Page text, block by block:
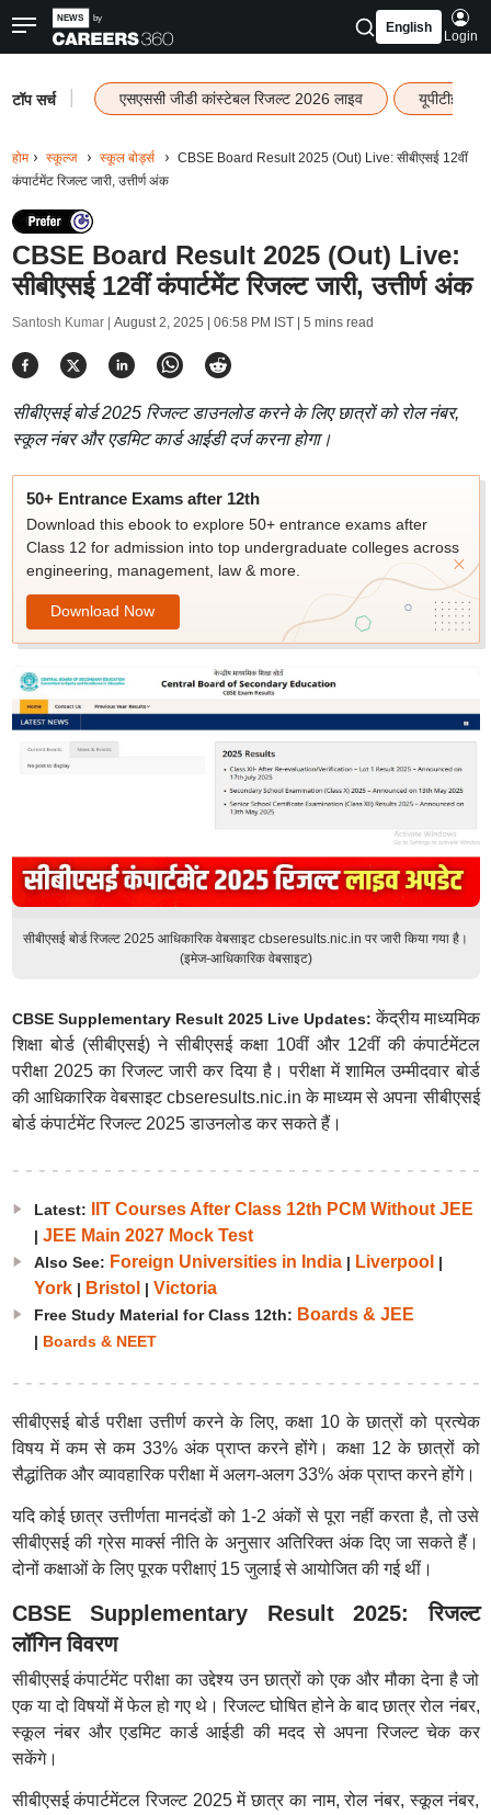
English
Login
टॉप सर्च एसएससी जीडी कांस्टेबल रिजल्ट 2026 लाइव यूपीटीईटी
होम स्कूल्ज स्कूल बोर्ड्स
CBSE Board Result 2025 (Out) Live: सीबीएसई 12वीं
कंपार्टमेंट रिजल्ट जारी, उत्तीर्ण अंक
CBSE Board Result 2025 (Out) Live:
सीबीएसई 12वीं कंपार्टमेंट रिजल्ट जारी, उत्तीर्ण अंक
Santosh Kumar | August 2, 2025 | 06:58 PM IST| 5 mins read
सीबीएसई बोर्ड 2025 रिजल्ट डाउनलोड करने के लिए छात्रों को रोल नंबर,
स्कूल नंबर और एडमिट कार्ड आईडी दर्ज करना होगा।
50+ Entrance Exams after 12th
Download this ebook to explore 50+ entrance exams after
Class 12 for admission into top undergraduate colleges across
engineering, management, law & more.
Download Now
सीबीएसई बोर्ड रिजल्ट 2025 आधिकारिक वेबसाइट cbseresults.nic.in पर जारी किया गया है।
(इमेज-आधिकारिक वेबसाइट)
CBSE Supplementary Result 2025 Live Updates:केंद्रीय माध्यमिक
शिक्षा बोर्ड (सीबीएसई) ने सीबीएसई कक्षा 10वीं और 12वीं की कंपार्टमेंटल
परीक्षा 2025 का रिजल्ट जारी कर दिया है। परीक्षा में शामिल उम्मीदवार बोर्ड
की आधिकारिक वेबसाइट cbseresults.nic.in के माध्यम से अपना सीबीएसई
बोर्ड कंपार्टमेंट रिजल्ट 2025 डाउनलोड कर सकते हैं।
Latest: IIT Courses After Class 12th PCM Without JEE
| JEE Main 2027 Mock Test
Also See: Foreign Universities in India| Liverpool |
York| Bristol | Victoria
Free Study Material for Class 12th: Boards & JEE
| Boards & NEET
सीबीएसई बोर्ड परीक्षा उत्तीर्ण करने के लिए, कक्षा 10 के छात्रों को प्रत्येक
विषय में कम से कम 33% अंक प्राप्त करने होंगे। कक्षा 12 के छात्रों को
सैद्धांतिक और व्यावहारिक परीक्षा में अलग-अलग 33% अंक प्राप्त करने होंगे।
यदि कोई छात्र उत्तीर्णता मानदंडों को 1-2 अंकों से पूरा नहीं करता है, तो उसे
सीबीएसई की ग्रेस मार्क्स नीति के अनुसार अतिरिक्त अंक दिए जा सकते हैं।
दोनों कक्षाओं के लिए पूरक परीक्षाएं 15 जुलाई से आयोजित की गई थीं।
CBSE Supplementary Result 2025: रिजल्ट
लॉगिन विवरण
सीबीएसई कंपार्टमेंट परीक्षा का उद्देश्य उन छात्रों को एक और मौका देना है जो
एक या दो विषयों में फेल हो गए थे। रिजल्ट घोषित होने के बाद छात्र रोल नंबर,
स्कूल नंबर और एडमिट कार्ड आईडी की मदद से अपना रिजल्ट चेक कर
सकेंगे।
सीबीएसई कंपार्टमेंटल रिजल्ट 2025 में छात्र का नाम, रोल नंबर, स्कूल नंबर,